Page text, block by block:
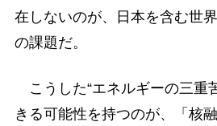
在しないのが、日本を含む世
の課題だ。
こうした“エネルギーの三重
きる可能性を持つのが、「核